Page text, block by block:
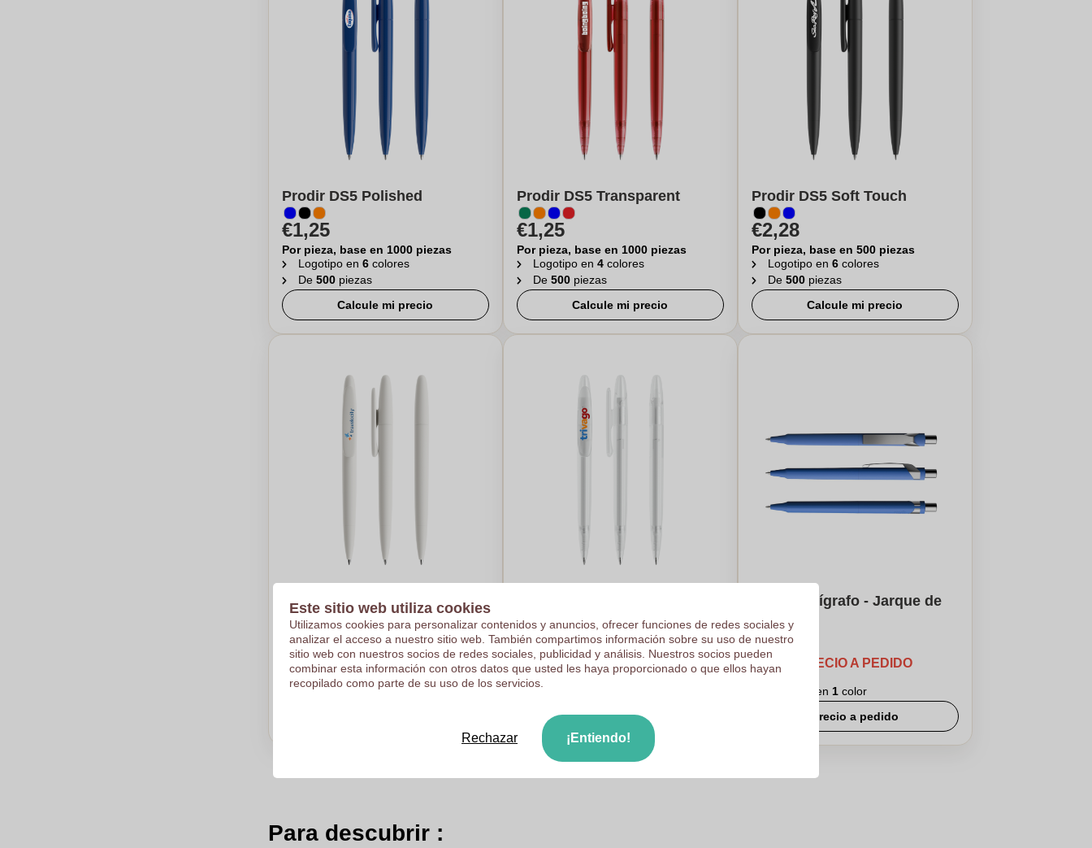
Prodir DS5 Polished
€1,25
Por pieza, base en 1000 piezas
Logotipo en 6 colores
De 500 piezas
Calcule mi precio
Prodir DS5 Transparent
€1,25
Por pieza, base en 1000 piezas
Logotipo en 4 colores
De 500 piezas
Calcule mi precio
Prodir DS5 Soft Touch
€2,28
Por pieza, base en 500 piezas
Logotipo en 6 colores
De 500 piezas
Calcule mi precio
Prodir DS5 Matt
€1,25
Por pieza, base en 1000 piezas
Logotipo en 1color
De500piezas
€1,25
Por pieza, base en 1000 piezas
Logotipo en6colores
De
Calcule mi precio
DS10- bolígrafo - Jarque de
Moncayo
PRECIO A PEDIDO
Logotipo en 1 color
Precio a pedido
Para descubrir :
Este sitio web utiliza cookies
Utilizamos cookies para personalizar contenidos y anuncios, ofrecer funciones de redes sociales y
analizar el acceso a nuestro sitio web. También compartimos información sobre su uso de nuestro
sitio web con nuestros socios de redes sociales, publicidad y análisis. Nuestros socios pueden
combinar esta información con otros datos que usted les haya proporcionado o que ellos hayan
recopilado como parte de su uso de los servicios.
Rechazar ¡Entiendo!